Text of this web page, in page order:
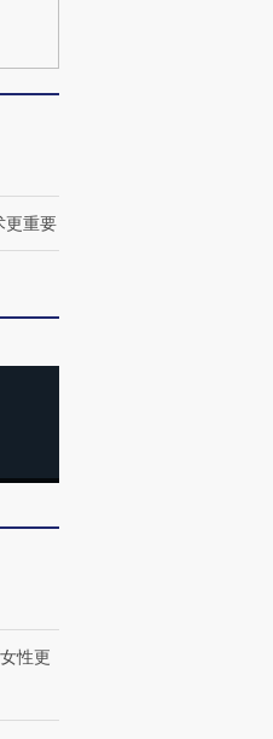
住三大增长引擎是什么？
更重要
性更